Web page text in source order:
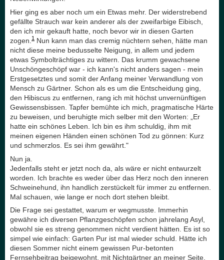
Hier ging es aber noch um ein Etwas mehr. Der widerstrebend
gefällte Strauch war kein anderer als der zweifarbige Eibisch,
den ich mir gekauft hatte, noch bevor wir in diesen Garten
zogen. 1
Nun kann man das cremig nüchtern sehen, hätte man
nicht diese meine bedusselte Neigung, in allem und jedem
etwas Symbolträchtiges zu wittern. Das krumm gewachsene
Unschöngeschöpf war - ich kann's nicht anders sagen - mein
Erstgesetztes und somit der Anfang meiner Verwandlung von
Mensch zu Gärtner. Schon als es um die Entscheidung ging,
den Hibiscus zu entfernen, rang ich mit höchst unvernünftigen
Gewissensbissen. Tapfer bemühte ich mich, pragmatische Härte
zu beweisen, und beruhigte mich selber mit den Worten: „Er
hatte ein schönes Leben. Ich bin es ihm schuldig, ihm mit
meinen eigenen Händen einen schönen Tod zu gönnen: Kurz
und schmerzlos. Es sei ihm gewährt."
Nun ja.
Jedenfalls steht er jetzt noch da, als wäre er nicht entwurzelt
worden. Ich brachte es weder über das Herz noch den inneren
Schweinehund, ihn handlich zerstückelt für immer zu entfernen.
Mal schauen, wie lange er noch dort stehen bleibt.
Die Frage sei gestattet, warum er wegmusste. Immerhin
gewähre ich diversen Pflanzgeschöpfen schon jahrelang Asyl,
obwohl sie es streng genommen nicht verdient hätten. Es ist so
simpel wie einfach: Garten Pur ist mal wieder schuld. Hätte ich
diesen Sommer nicht einem gewissen Pur-betonten
Fernsehbeitrag beigewohnt, mit Nichtgärtner an meiner Seite,